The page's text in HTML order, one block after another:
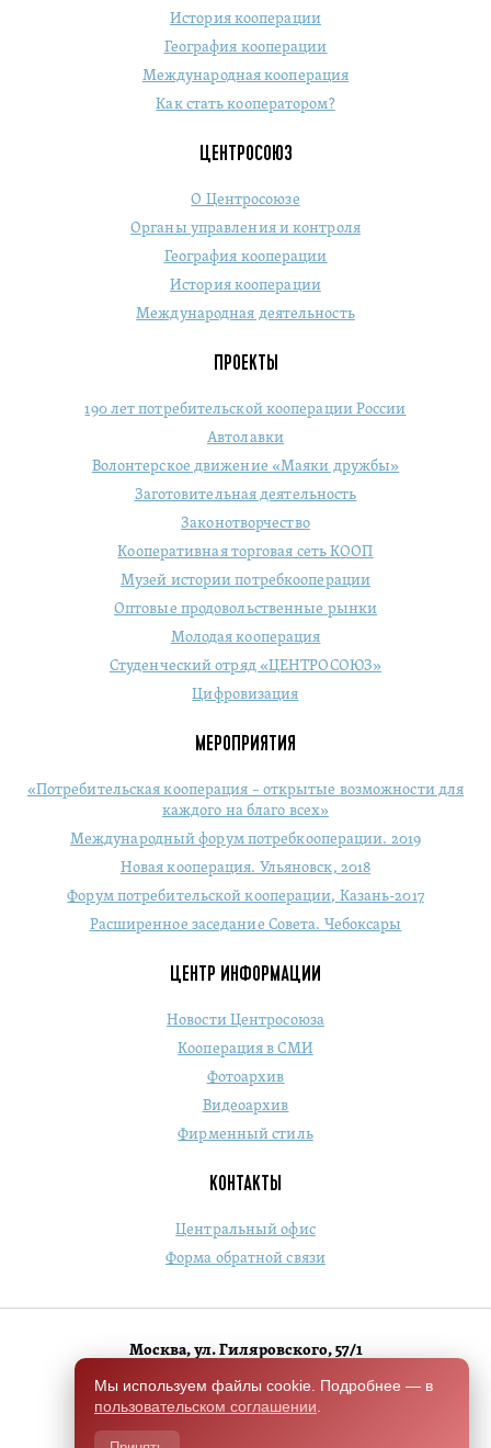
История кооперации
География кооперации
Международная кооперация
Как стать кооператором?
ЦЕНТРОСОЮЗ
О Центросоюзе
Органы управления и контроля
География кооперации
История кооперации
Международная деятельность
ПРОЕКТЫ
190 лет потребительской кооперации России
Автолавки
Волонтерское движение «Маяки дружбы»
Заготовительная деятельность
Законотворчество
Кооперативная торговая сеть КООП
Музей истории потребкооперации
Оптовые продовольственные рынки
Молодая кооперация
Студенческий отряд «ЦЕНТРОСОЮЗ»
Цифровизация
МЕРОПРИЯТИЯ
«Потребительская кооперация – открытые возможности для
каждого на благо всех»
Международный форум потребкооперации. 2019
Новая кооперация. Ульяновск, 2018
Форум потребительской кооперации, Казань-2017
Расширенное заседание Совета. Чебоксары
ЦЕНТР ИНФОРМАЦИИ
Новости Центросоюза
Кооперация в СМИ
Фотоархив
Видеоархив
Фирменный стиль
КОНТАКТЫ
Центральный офис
Форма обратной связи
Москва, ул. Гиляровского, 57/1
+7 (495) 684-1803
Switch to English version
Мы используем файлы cookie. Подробнее — в
пользовательском соглашении